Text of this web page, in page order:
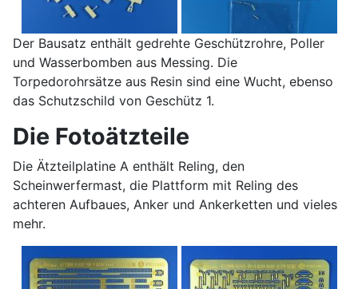
Der Bausatz enthält gedrehte Geschützrohre, Poller
und Wasserbomben aus Messing. Die
Torpedorohrsätze aus Resin sind eine Wucht, ebenso
das Schutzschild von Geschütz 1.
Die Fotoätzteile
Die Ätzteilplatine A enthält Reling, den
Scheinwerfermast, die Plattform mit Reling des
achteren Aufbaues, Anker und Ankerketten und vieles
mehr.